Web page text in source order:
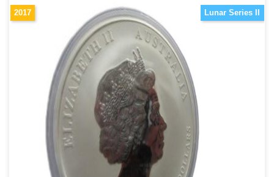
Lunar Series II
2017